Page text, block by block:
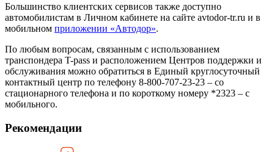
Большинство клиентских сервисов также доступно
автомобилистам в Личном кабинете на сайте avtodor-tr.ru и в
мобильном приложении «Автодор».
По любым вопросам, связанным с использованием
транспондера T-pass и расположением Центров поддержки и
обслуживания можно обратиться в Единый круглосуточный
контактный центр по телефону 8-800-707-23-23 – со
стационарного телефона и по короткому номеру *2323 – с
мобильного.
Рекомендации